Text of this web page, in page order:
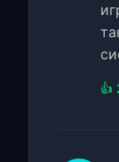
👍